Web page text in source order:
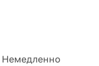
Немедленно